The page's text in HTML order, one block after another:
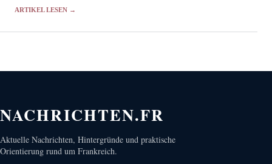
ARTIKEL LESEN →
NACHRICHTEN.FR
Aktuelle Nachrichten, Hintergründe und praktische
Orientierung rund um Frankreich.